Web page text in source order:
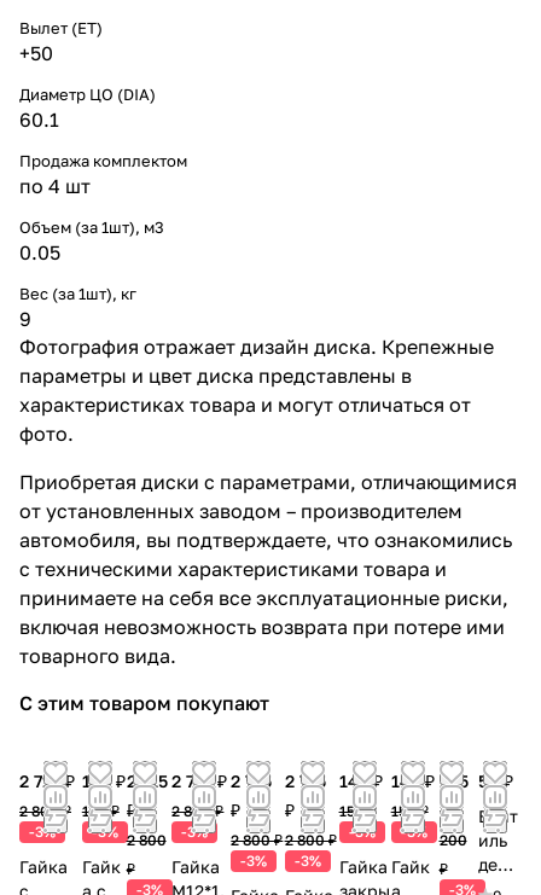
Вылет (ET)
+50
Диаметр ЦО (DIA)
60.1
Продажа комплектом
по 4 шт
Объем (за 1шт), м3
0.05
Вес (за 1шт), кг
9
Фотография отражает дизайн диска. Крепежные
параметры и цвет диска представлены в
характеристиках товара и могут отличаться от
фото.
Приобретая диски с параметрами, отличающимися
от установленных заводом – производителем
автомобиля, вы подтверждаете, что ознакомились
с техническими характеристиками товара и
принимаете на себя все эксплуатационные риски,
включая невозможность возврата при потере ими
товарного вида.
С этим товаром покупают
2 715 ₽
2 800 ₽
-3%
Гайка
с
145 ₽
150 ₽
-3%
Гайк
а с
2 715
₽
2 800
₽
-3%
2 715 ₽
2 800 ₽
-3%
Гайка
М12*1.
2 715
₽
2 800 ₽
-3%
2 715
₽
2 800 ₽
-3%
145 ₽
150 ₽
-3%
Гайка
закры
145 ₽
150 ₽
-3%
Гайк
а
195
₽
200
₽
-3%
50 ₽
Вент
иль
деко
рати